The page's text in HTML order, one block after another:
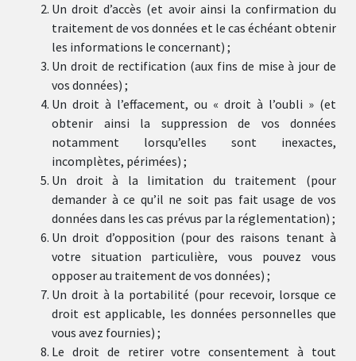
Un droit d’accès (et avoir ainsi la confirmation du
traitement de vos données et le cas échéant obtenir
les informations le concernant) ;
Un droit de rectification (aux fins de mise à jour de
vos données) ;
Un droit à l’effacement, ou « droit à l’oubli » (et
obtenir ainsi la suppression de vos données
notamment lorsqu’elles sont inexactes,
incomplètes, périmées) ;
Un droit à la limitation du traitement (pour
demander à ce qu’il ne soit pas fait usage de vos
données dans les cas prévus par la réglementation) ;
Un droit d’opposition (pour des raisons tenant à
votre situation particulière, vous pouvez vous
opposer au traitement de vos données) ;
Un droit à la portabilité (pour recevoir, lorsque ce
droit est applicable, les données personnelles que
vous avez fournies) ;
Le droit de retirer votre consentement à tout